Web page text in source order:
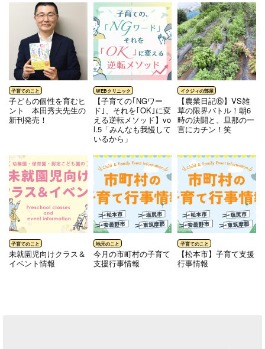
⼦どもの個性を育むヒ
ント 本⽥秀夫先⽣の
新刊発売！
【子育ての｢NGワー
ド｣、それを｢OK｣に変
える逆転メソッド】vo
l.5「みんなも我慢して
いるから」
【農業日記⑥】VS雑
草の限界バトル！朝6
時の決闘と、旦那の一
言にカチン！笑
未就園児向けクラス＆
イベント情報
今月の市町村の子育て
支援行事情報
【松本市】子育て支援
行事情報